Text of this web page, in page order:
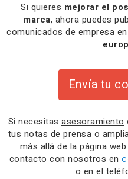
Si quieres mejorar el
marca, ahora puedes
comunicados de empresa
Envía tu
Si necesitas asesoramiento
tus notas de prensa o
más allá de la página web
contacto con nosotros en
o en el